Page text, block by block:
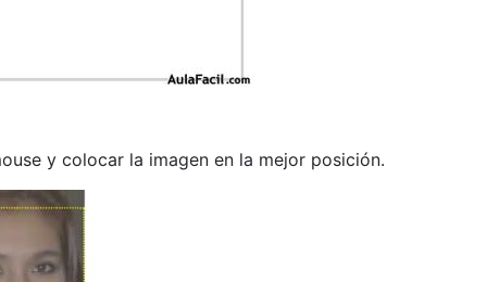
y colocar la imagen en la mejor posición.